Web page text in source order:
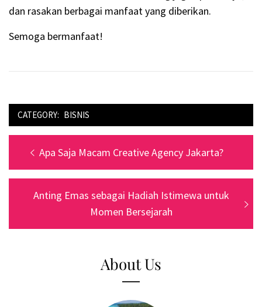
dan rasakan berbagai manfaat yang diberikan.
Semoga bermanfaat!
CATEGORY: BISNIS
Navigasi
pos Previous
post:
Apa Saja Macam Creative Agency Jakarta?
Next
Anting Emas sebagai Hadiah Istimewa untuk
Momen Bersejarah
About Us